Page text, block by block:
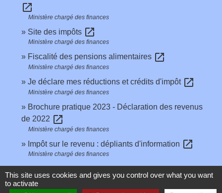
open_in_new
Ministère chargé des finances
Site des impôts open_in_new
Ministère chargé des finances
Fiscalité des pensions alimentaires open_in_new
Ministère chargé des finances
Je déclare mes réductions et crédits d'impôt open_in_new
Ministère chargé des finances
Brochure pratique 2023 - Déclaration des revenus
de 2022 open_in_new
Ministère chargé des finances
Impôt sur le revenu : dépliants d'information open_in_new
Ministère chargé des finances
This site uses cookies and gives you control over what you want
to activate